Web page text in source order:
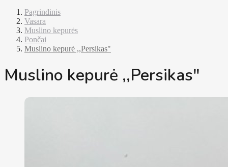
Pagrindinis
Vasara
Muslino kepurės
Pončai
Muslino kepurė ,,Persikas"
Muslino kepurė ,,Persikas"